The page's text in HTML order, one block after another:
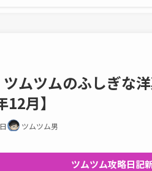
ツムツムのふしぎな
月】
ツムツム男
ツムツム攻略日記